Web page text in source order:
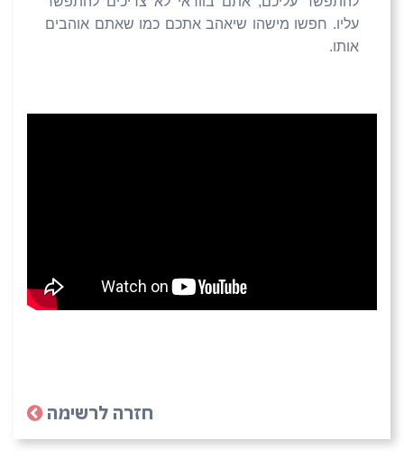
עליו. חפשו מישהו שיאהב אתכם כמו שאתם אוהבים
אותו.
חזרה לרשימה